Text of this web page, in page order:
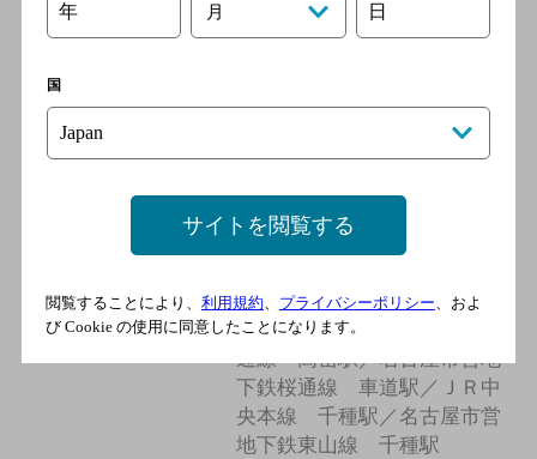
分／地下鉄東山線 千種駅 徒
新栄応援団勝男
名古屋市営地下鉄東山線 新
栄町駅／名古屋市営地下鉄桜
通線 高岳駅／名古屋市営地
下鉄桜通線 車道駅／ＪＲ中
央本線 千種駅／名古屋市営
地下鉄東山線 千種駅
年 月 日
国
サイトを閲覧する
閲覧することにより、 利用規約、 プライバシーポリシー、およ
び Cookie の使用に同意したことになります。